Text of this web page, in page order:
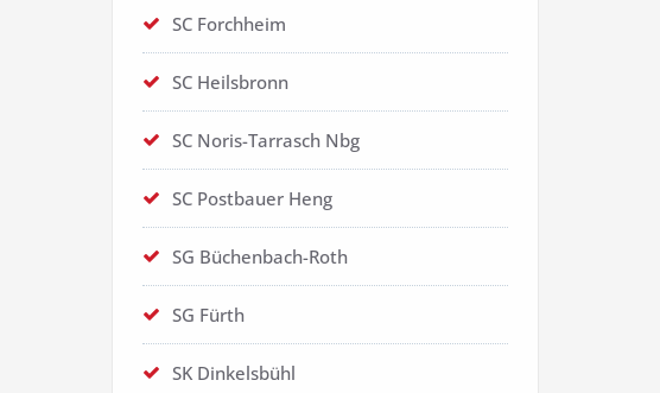
SC Forchheim
SC Heilsbronn
SC Noris-Tarrasch Nbg
SC Postbauer Heng
SG Büchenbach-Roth
SG Fürth
SK Dinkelsbühl